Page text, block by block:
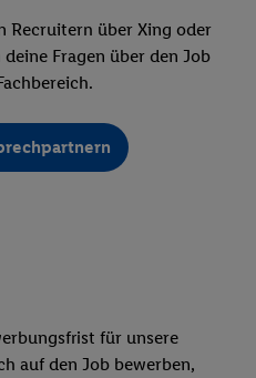
Recruitern über Xing oder
Fragen über den Job
für unsere
auf den Job bewerben,